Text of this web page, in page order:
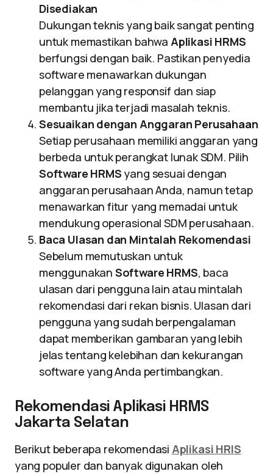
Disediakan
Dukungan teknis yang baik sangat penting
untuk memastikan bahwa Aplikasi HRMS
berfungsi dengan baik. Pastikan penyedia
software menawarkan dukungan
pelanggan yang responsif dan siap
membantu jika terjadi masalah teknis.
Sesuaikan dengan Anggaran Perusahaan
Setiap perusahaan memiliki anggaran yang
berbeda untuk perangkat lunak SDM. Pilih
Software HRMS yang sesuai dengan
anggaran perusahaan Anda, namun tetap
menawarkan fitur yang memadai untuk
mendukung operasional SDM perusahaan.
Baca Ulasan dan Mintalah Rekomendasi
Sebelum memutuskan untuk
menggunakan Software HRMS, baca
ulasan dari pengguna lain atau mintalah
rekomendasi dari rekan bisnis. Ulasan dari
pengguna yang sudah berpengalaman
dapat memberikan gambaran yang lebih
jelas tentang kelebihan dan kekurangan
software yang Anda pertimbangkan.
Rekomendasi Aplikasi HRMS
Jakarta Selatan
Berikut beberapa rekomendasi Aplikasi HRIS
yang populer dan banyak digunakan oleh